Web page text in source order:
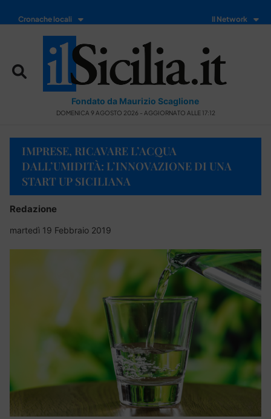
Cronache locali Il Network
Fondato da Maurizio Scaglione
DOMENICA 9 AGOSTO 2026 - AGGIORNATO ALLE 17:12
IMPRESE, RICAVARE L’ACQUA
DALL’UMIDITÀ: L’INNOVAZIONE DI UNA
START UP SICILIANA
Redazione
martedì 19 Febbraio 2019